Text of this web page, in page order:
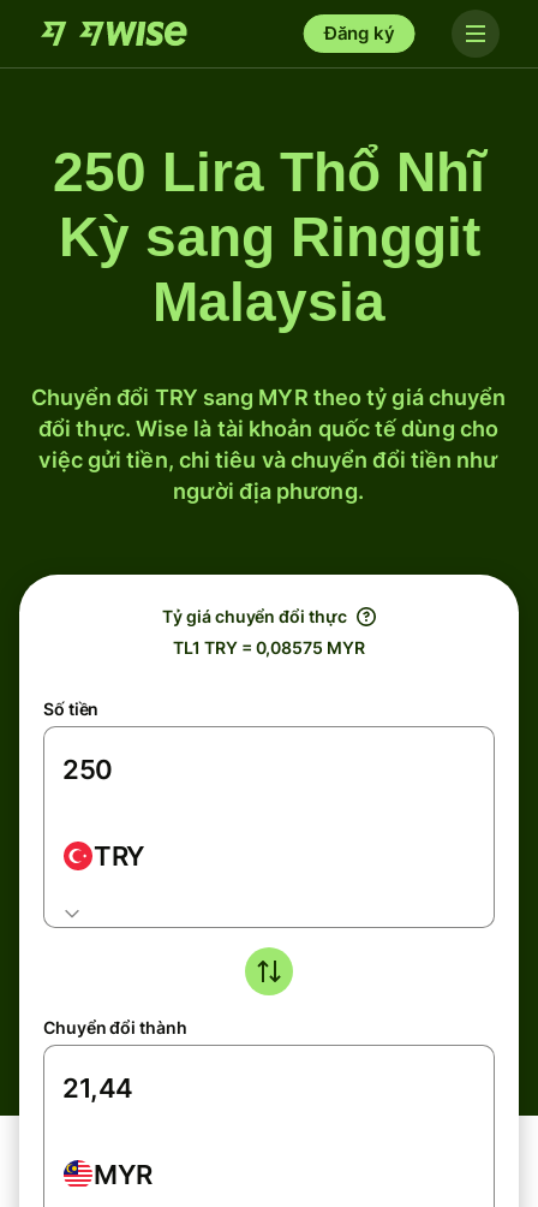
Đăng ký
250 Lira Thổ Nhĩ
Kỳ sang Ringgit
Malaysia
Chuyển đổi TRY sang MYR theo tỷ giá chuyển
đổi thực. Wise là tài khoản quốc tế dùng cho
việc gửi tiền, chi tiêu và chuyển đổi tiền như
người địa phương.
Tỷ giá chuyển đổi thực
TL1 TRY = 0,08575 MYR
Số tiền
TRY
Chuyển đổi thành
MYR